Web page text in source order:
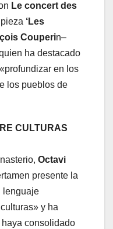
Le concert des
‘Les
Couperin–
ha destacado
en los
los pueblos de
CULTURAS
Octavi
presente la
lenguaje
y ha
consolidado